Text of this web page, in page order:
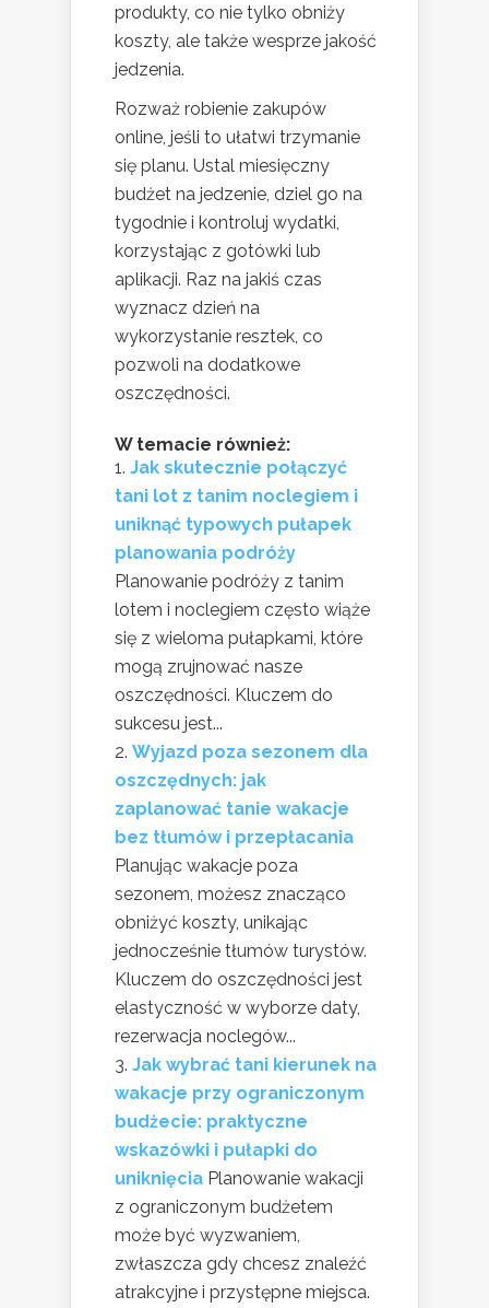
produkty, co nie tylko obniży
koszty, ale także wesprze jakość
jedzenia.
Rozważ robienie zakupów
online, jeśli to ułatwi trzymanie
się planu. Ustal miesięczny
budżet na jedzenie, dziel go na
tygodnie i kontroluj wydatki,
korzystając z gotówki lub
aplikacji. Raz na jakiś czas
wyznacz dzień na
wykorzystanie resztek, co
pozwoli na dodatkowe
oszczędności.
W temacie również:
Jak skutecznie połączyć
tani lot z tanim noclegiem i
uniknąć typowych pułapek
planowania podróży
Planowanie podróży z tanim
lotem i noclegiem często wiąże
się z wieloma pułapkami, które
mogą zrujnować nasze
oszczędności. Kluczem do
sukcesu jest...
Wyjazd poza sezonem dla
oszczędnych: jak
zaplanować tanie wakacje
bez tłumów i przepłacania
Planując wakacje poza
sezonem, możesz znacząco
obniżyć koszty, unikając
jednocześnie tłumów turystów.
Kluczem do oszczędności jest
elastyczność w wyborze daty,
rezerwacja noclegów...
Jak wybrać tani kierunek na
wakacje przy ograniczonym
budżecie: praktyczne
wskazówki i pułapki do
uniknięcia Planowanie wakacji
z ograniczonym budżetem
może być wyzwaniem,
zwłaszcza gdy chcesz znaleźć
atrakcyjne i przystępne miejsca.